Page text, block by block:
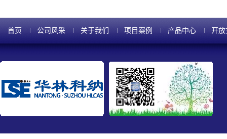
首页 公司风采 关于我们 项目案例 产品中心 开放